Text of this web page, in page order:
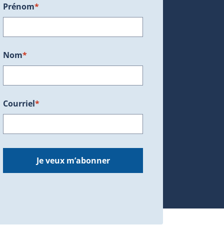
Prénom*
Nom*
Courriel*
Je veux m’abonner